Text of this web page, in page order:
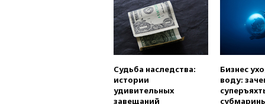
Судьба наследства:
истории
удивительных
завещаний
Бизнес
воду: